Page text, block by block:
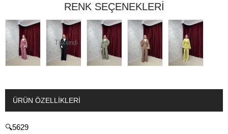
RENK SEÇENEKLERI
Tükendi
ÜRÜN ÖZELLIKLERI
🔍5629